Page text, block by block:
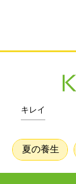
キレイ
夏の養生